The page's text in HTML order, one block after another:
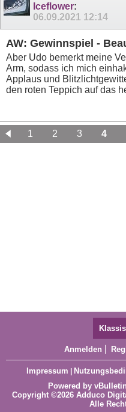
Iceflower:
06.09.2021 12:14
AW: Gewinnspiel -
Aber Udo bemerkt meine
Arm, sodass ich mich
Applaus und
den roten Teppich auf das
1 2 3 4
Anmelden
Impressum
Powered by
Copyright ©2026 Adduco
Alle